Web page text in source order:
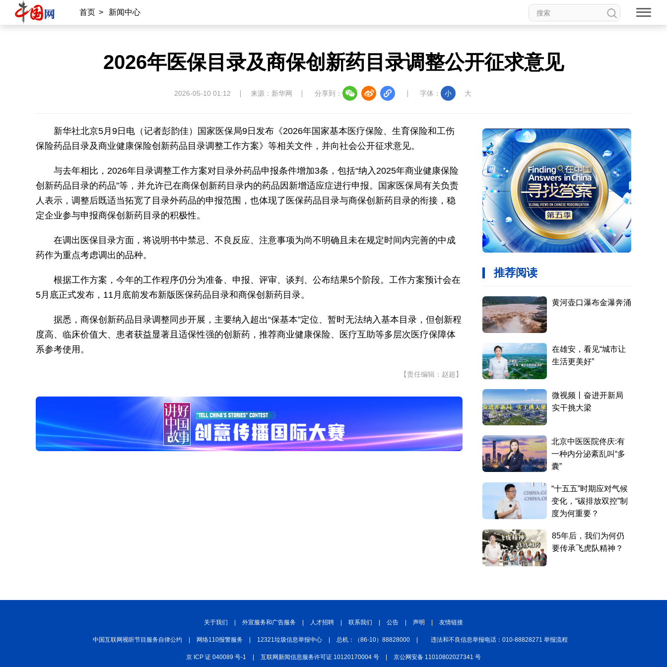
首页 > 新闻中心
2026年医保目录及商保创新药目录调整公开征求意见
2026-05-10 01:12 来源：新华网 分享到： 字体： 小 大
新华社北京5月9日电（记者彭韵佳）国家医保局9日发布《2026年国家基本医疗保险、生育保险和工伤
保险药品目录及商业健康保险创新药品目录调整工作方案》等相关文件，并向社会公开征求意见。
与去年相比，2026年目录调整工作方案对目录外药品申报条件增加3条，包括“纳入2025年商业健康保险
创新药品目录的药品”等，并允许已在商保创新药目录内的药品因新增适应症进行申报。国家医保局有关负责
人表示，调整后既适当拓宽了目录外药品的申报范围，也体现了医保药品目录与商保创新药目录的衔接，稳
定企业参与申报商保创新药目录的积极性。
在调出医保目录方面，将说明书中禁忌、不良反应、注意事项为尚不明确且未在规定时间内完善的中成
药作为重点考虑调出的品种。
根据工作方案，今年的工作程序仍分为准备、申报、评审、谈判、公布结果5个阶段。工作方案预计会在
5月底正式发布，11月底前发布新版医保药品目录和商保创新药目录。
据悉，商保创新药品目录调整同步开展，主要纳入超出“保基本”定位、暂时无法纳入基本目录，但创新程
度高、临床价值大、患者获益显著且适保性强的创新药，推荐商业健康保险、医疗互助等多层次医疗保障体
系参考使用。
【责任编辑：赵超】
关于我们 外宣服务和广告服务 人才招聘 联系我们 公告 声明 友情链接
中国互联网视听节目服务自律公约 网络110报警服务 12321垃圾信息举报中心 总机：（86-10）88828000 违法和不良信息举报电话：010-88828271 举报流程
京 ICP 证 040089 号-1 互联网新闻信息服务许可证 10120170004 号 京公网安备 11010802027341 号